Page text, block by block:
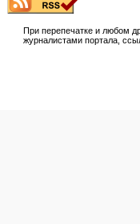
При перепечатке и любом
журналистами портала,